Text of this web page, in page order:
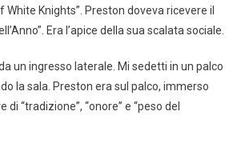
White Knights”. Preston doveva ricevere il
Era l’apice della sua scalata sociale.
un ingresso laterale. Mi sedetti in un palco
la sala. Preston era sul palco, immerso
di “tradizione”, “onore” e “peso del